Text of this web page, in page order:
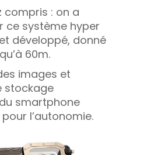
compris : on a
ce système hyper
développé, donné
60m.
images et
stockage
smartphone
l’autonomie.